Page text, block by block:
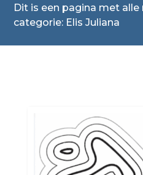
Dit is een pagina met
categorie: Elis Juliana